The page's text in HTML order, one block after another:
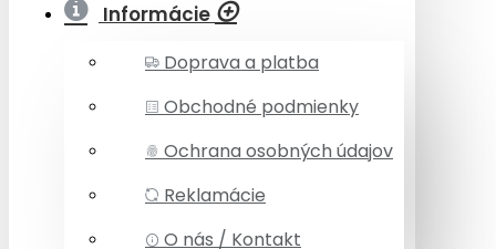
Informácie
Doprava a platba
Obchodné podmienky
Ochrana osobných údajov
Reklamácie
O nás / Kontakt